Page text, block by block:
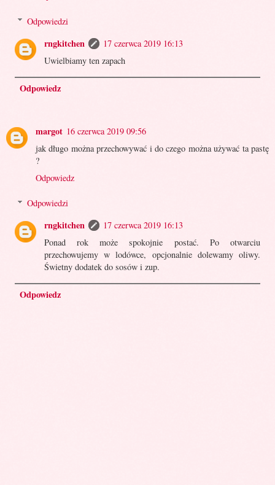
Odpowiedzi
rngkitchen
17 czerwca 2019 16:13
Uwielbiamy ten zapach
Odpowiedz
margot 16 czerwca 2019 09:56
jak długo można przechowywać i do czego można używać ta pastę
?
Odpowiedz
Odpowiedzi
rngkitchen
17 czerwca 2019 16:13
Ponad rok może spokojnie postać. Po otwarciu
przechowujemy w lodówce, opcjonalnie dolewamy oliwy.
Świetny dodatek do sosów i zup.
Odpowiedz